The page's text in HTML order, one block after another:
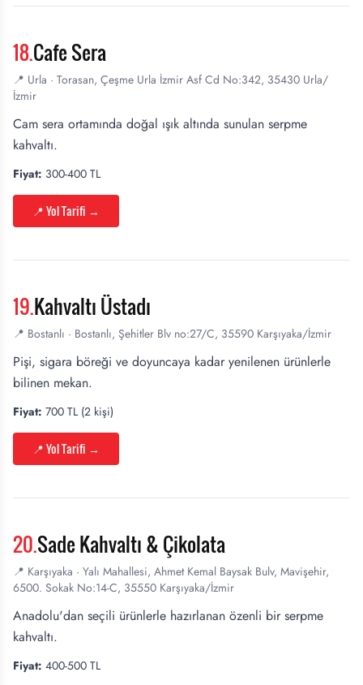
18.Cafe Sera
📍 Urla · Torasan, Çeşme Urla İzmir Asf Cd No:342, 35430 Urla/
İzmir
Cam sera ortamında doğal ışık altında sunulan serpme
kahvaltı.
Fiyat: 300-400 TL
📍 Yol Tarifi →
19.Kahvaltı Üstadı
📍 Bostanlı · Bostanlı, Şehitler Blv no:27/C, 35590 Karşıyaka/İzmir
Pişi, sigara böreği ve doyuncaya kadar yenilenen ürünlerle
bilinen mekan.
Fiyat: 700 TL (2 kişi)
📍 Yol Tarifi →
20.Sade Kahvaltı & Çikolata
📍 Karşıyaka · Yalı Mahallesi, Ahmet Kemal Baysak Bulv, Mavişehir,
6500. Sokak No:14-C, 35550 Karşıyaka/İzmir
Anadolu'dan seçili ürünlerle hazırlanan özenli bir serpme
kahvaltı.
Fiyat: 400-500 TL